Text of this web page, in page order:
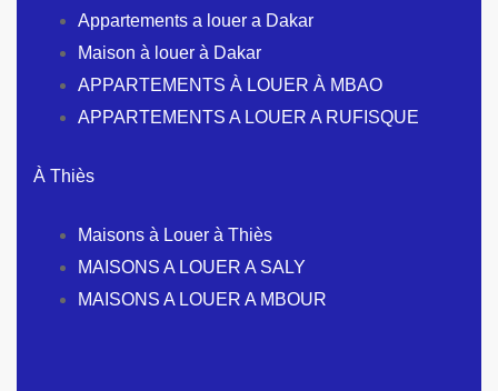
Appartements a louer a Dakar
Maison à louer à Dakar
APPARTEMENTS À LOUER À MBAO
APPARTEMENTS A LOUER A RUFISQUE
À Thiès
Maisons à Louer à Thiès
MAISONS A LOUER A SALY
MAISONS A LOUER A MBOUR